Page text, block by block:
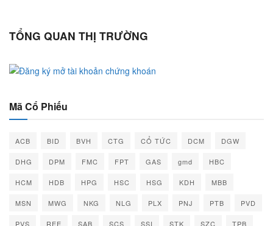
TỔNG QUAN THỊ TRƯỜNG
Mã Cổ Phiếu
ACB BID BVH CTG CỔ TỨC DCM DGW
DHG DPM FMC FPT GAS gmd HBC
HCM HDB HPG HSC HSG KDH MBB
MSN MWG NKG NLG PLX PNJ PTB PVD
PVS REE SAB SCS SSI STK SZC TPB